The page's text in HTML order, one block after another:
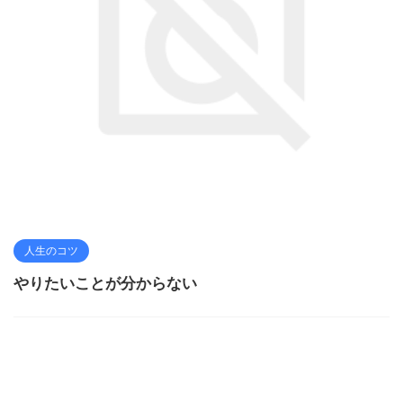
人生のコツ
やりたいことが分からない